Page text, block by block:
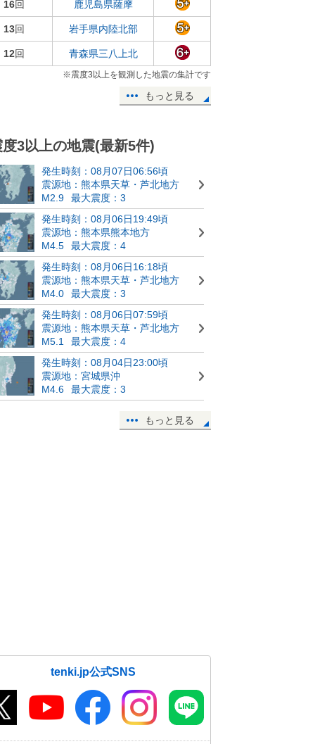
16回 鹿児島県薩摩
13回 岩手県内陸北部
12回 青森県三八上北
※震度3以上を観測した地震の集計です
もっと見る
度3以上の地震(最新5件)
発生時刻：08月07日06:56頃
震源地：熊本県天草・芦北地方
M2.9
最大震度：3
発生時刻：08月06日19:49頃
震源地：熊本県熊本地方
M4.5
最大震度：4
発生時刻：08月06日16:18頃
震源地：熊本県天草・芦北地方
M4.0
最大震度：3
発生時刻：08月06日07:59頃
震源地：熊本県天草・芦北地方
M5.1
最大震度：4
発生時刻：08月04日23:00頃
震源地：宮城県沖
M4.6
最大震度：3
もっと見る
tenki.jp公式SNS